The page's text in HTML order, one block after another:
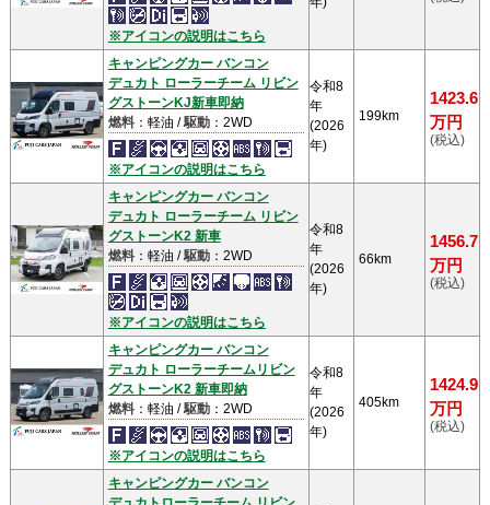
※アイコンの説明はこちら
キャンピングカー バンコン
デュカト ローラーチーム リビン
グストーンKJ新車即納
燃料：軽油 /駆動：2WD
※アイコンの説明はこちら
令和8
年
(2026
年)
199km
1423.6
万円
(税込)
キャンピングカー バンコン
デュカト ローラーチーム リビン
グストーンK2 新車
燃料：軽油 /駆動：2WD
※アイコンの説明はこちら
令和8
年
(2026
年)
66km
1456.7
万円
(税込)
キャンピングカー バンコン
デュカト ローラーチームリビン
グストーンK2 新車即納
燃料：軽油 /駆動：2WD
※アイコンの説明はこちら
令和8
年
(2026
年)
405km
1424.9
万円
(税込)
キャンピングカー バンコン